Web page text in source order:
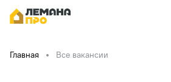
Главная Все вакансии